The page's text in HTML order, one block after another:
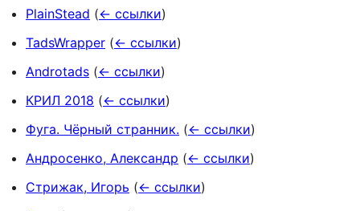
PlainStead (← ссылки)
TadsWrapper (← ссылки)
Androtads (← ссылки)
КРИЛ 2018 (← ссылки)
Фуга. Чёрный странник. (← ссылки)
Андросенко, Александр (← ссылки)
Стрижак, Игорь (← ссылки)